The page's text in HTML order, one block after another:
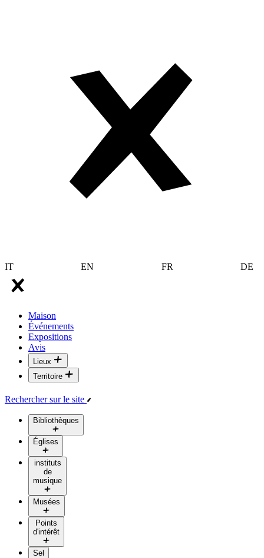
IT EN FR DE
Maison
Événements
Expositions
Avis
Lieux
Territoire
Rechercher sur le site
Bibliothèques
Églises
instituts
de
musique
Musées
Points
d'intérêt
Sel